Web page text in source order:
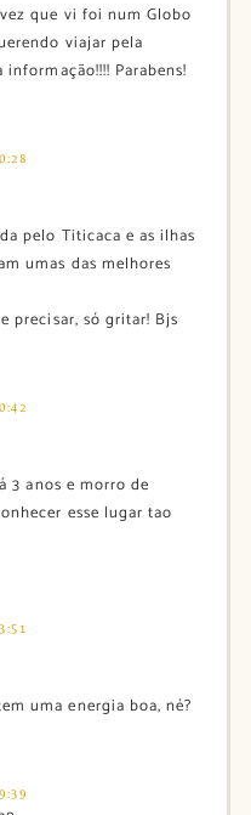
que vi foi num Globo
viajar pela
Parabens!
pelo Titicaca e as ilhas
umas das melhores
precisar, só gritar! Bjs
3 anos e morro de
esse lugar tao
uma energia boa, né?